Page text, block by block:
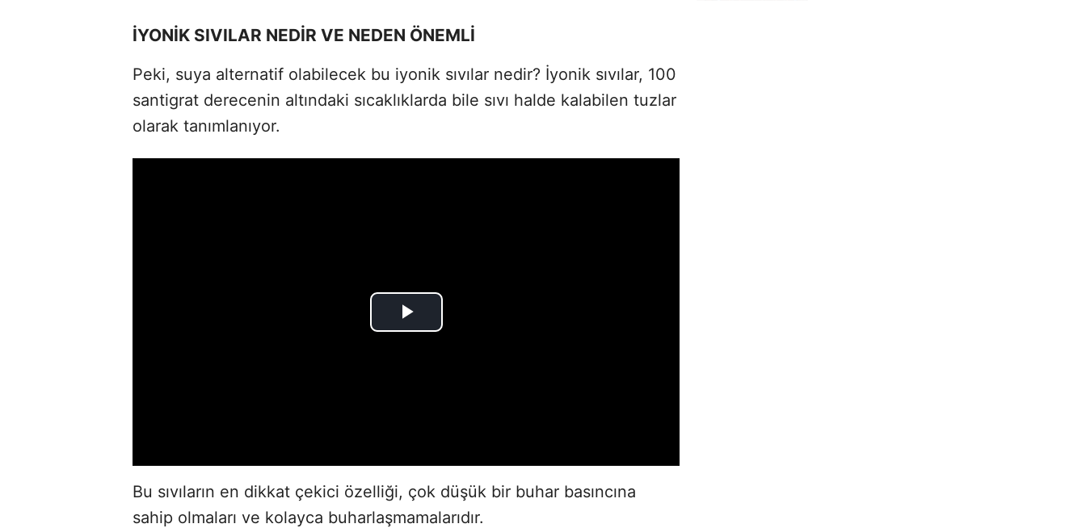
İYONİK SIVILAR NEDİR VE NEDEN ÖNEMLİ
Peki, suya alternatif olabilecek bu iyonik sıvılar nedir? İyonik sıvılar, 100
santigrat derecenin altındaki sıcaklıklarda bile sıvı halde kalabilen tuzlar
olarak tanımlanıyor.
Bu sıvıların en dikkat çekici özelliği, çok düşük bir buhar basıncına
sahip olmaları ve kolayca buharlaşmamalarıdır.